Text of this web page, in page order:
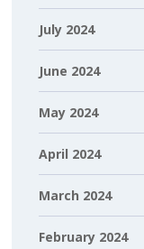
July 2024
June 2024
May 2024
April 2024
March 2024
February 2024